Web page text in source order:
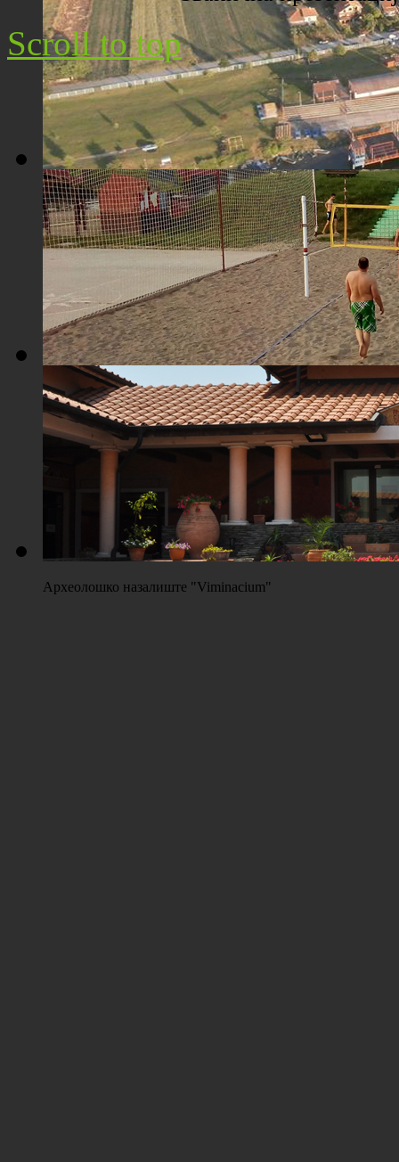
Плажа "Топољар" - Поглед из ваздуха
Плажа "Топољар" - Терени на песку
Археолошко назалиште "Viminacium"
Scroll to top